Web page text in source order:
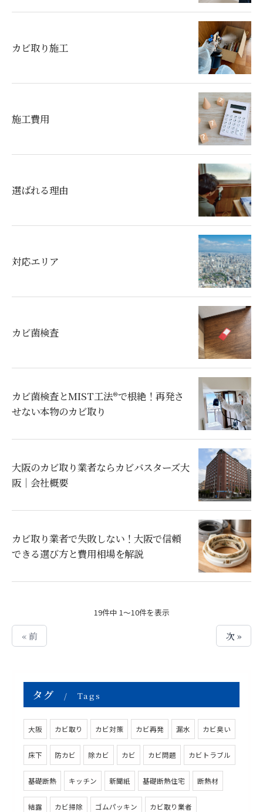
カビ取り施工
施工費用
選ばれる理由
対応エリア
カビ菌検査
カビ菌検査とMIST工法®で根絶！再発さ
せない本物のカビ取り
大阪のカビ取り業者ならカビバスターズ大
阪｜会社概要
カビ取り業者で失敗しない！大阪で信頼
できる選び方と費用相場を解説
19件中 1～10件を表示
« 前 次 »
タグ Tags
大阪 カビ取り カビ対策 カビ再発 漏水 カビ臭い
床下 防カビ 除カビ カビ カビ問題 カビトラブル
基礎断熱 キッチン 新聞紙 基礎断熱住宅 断熱材
結露 カビ掃除 ゴムパッキン カビ取り業者